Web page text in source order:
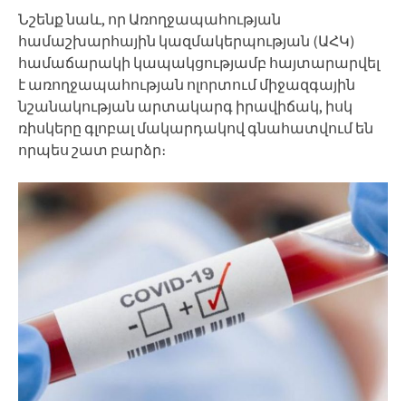
Նշենք նաև, որ Առողջապահության
համաշխարհային կազմակերպության (ԱՀԿ)
համաճարակի կապակցությամբ հայտարարվել
է առողջապահության ոլորտում միջազգային
նշանակության արտակարգ իրավիճակ, իսկ
ռիսկերը գլոբալ մակարդակով գնահատվում են
որպես շատ բարձր։